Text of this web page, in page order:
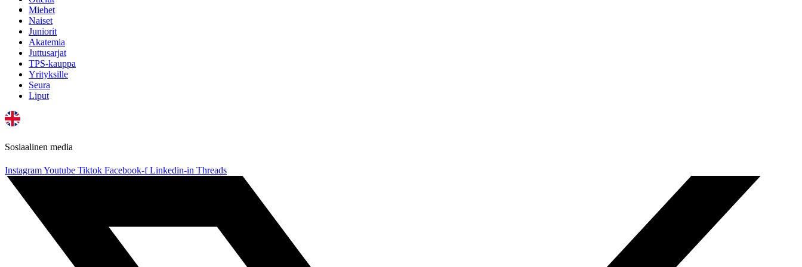
Miehet
Naiset
Juniorit
Akatemia
Juttusarjat
TPS-kauppa
Yrityksille
Seura
Liput
Sosiaalinen media
InstagramYoutube Tiktok Facebook-f Linkedin-in Threads